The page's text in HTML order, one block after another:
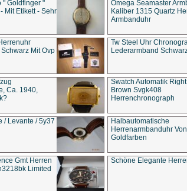
" Goldfinger "
Mit Etikett - Sehr
Omega Seamaster
Kaliber 1315 Quartz
Armbanduhr
Mit Ovp
Tw Steel Uhr
Lederarmband
Ca. 1940,
Swatch Automatik
Brown Svgk408
Herrenchronograph
/ Levante / 5y37
Halbautomatische
Herrenarmbanduhr
Goldfarben
Gmt Herren
Limited
Schöne Elegante